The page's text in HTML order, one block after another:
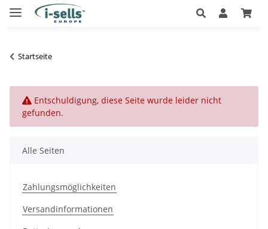
Startseite
x
Entschuldigung, diese Seite wurde leider nicht
gefunden.
Alle Seiten
Zahlungsmöglichkeiten
Versandinformationen